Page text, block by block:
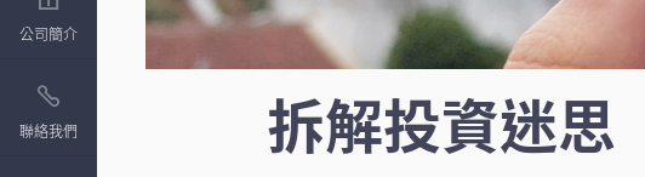
公司簡介
聯絡我們 拆解投資迷